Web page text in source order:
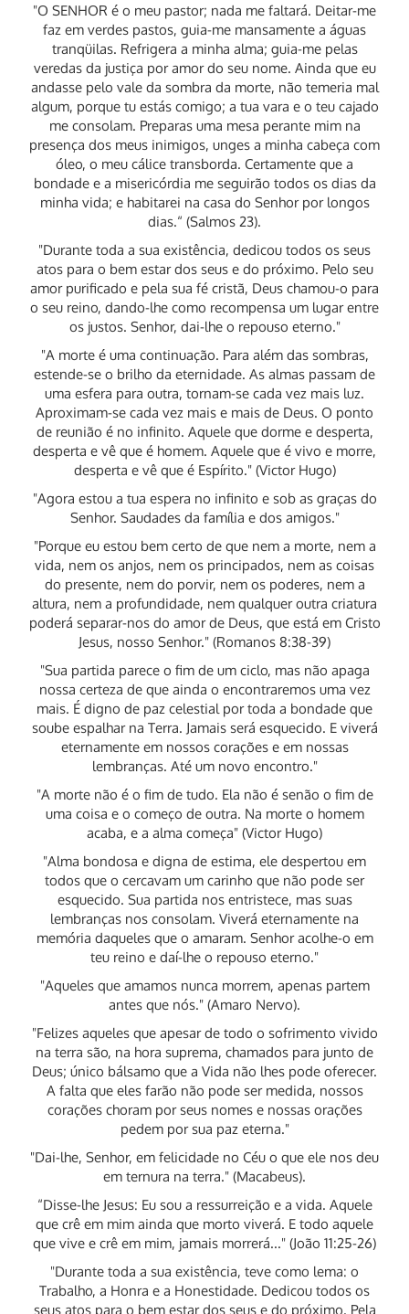
"O SENHOR é o meu pastor; nada me faltará. Deitar-me
faz em verdes pastos, guia-me mansamente a águas
tranqüilas. Refrigera a minha alma; guia-me pelas
veredas da justiça por amor do seu nome. Ainda que eu
andasse pelo vale da sombra da morte, não temeria mal
algum, porque tu estás comigo; a tua vara e o teu cajado
me consolam. Preparas uma mesa perante mim na
presença dos meus inimigos, unges a minha cabeça com
óleo, o meu cálice transborda. Certamente que a
bondade e a misericórdia me seguirão todos os dias da
minha vida; e habitarei na casa do Senhor por longos
dias.“ (Salmos 23).
"Durante toda a sua existência, dedicou todos os seus
atos para o bem estar dos seus e do próximo. Pelo seu
amor purificado e pela sua fé cristã, Deus chamou-o para
o seu reino, dando-lhe como recompensa um lugar entre
os justos. Senhor, dai-lhe o repouso eterno."
"A morte é uma continuação. Para além das sombras,
estende-se o brilho da eternidade. As almas passam de
uma esfera para outra, tornam-se cada vez mais luz.
Aproximam-se cada vez mais e mais de Deus. O ponto
de reunião é no infinito. Aquele que dorme e desperta,
desperta e vê que é homem. Aquele que é vivo e morre,
desperta e vê que é Espírito." (Victor Hugo)
"Agora estou a tua espera no infinito e sob as graças do
Senhor. Saudades da família e dos amigos."
"Porque eu estou bem certo de que nem a morte, nem a
vida, nem os anjos, nem os principados, nem as coisas
do presente, nem do porvir, nem os poderes, nem a
altura, nem a profundidade, nem qualquer outra criatura
poderá separar-nos do amor de Deus, que está em Cristo
Jesus, nosso Senhor." (Romanos 8:38-39)
"Sua partida parece o fim de um ciclo, mas não apaga
nossa certeza de que ainda o encontraremos uma vez
mais. É digno de paz celestial por toda a bondade que
soube espalhar na Terra. Jamais será esquecido. E viverá
eternamente em nossos corações e em nossas
lembranças. Até um novo encontro."
"A morte não é o fim de tudo. Ela não é senão o fim de
uma coisa e o começo de outra. Na morte o homem
acaba, e a alma começa" (Victor Hugo)
"Alma bondosa e digna de estima, ele despertou em
todos que o cercavam um carinho que não pode ser
esquecido. Sua partida nos entristece, mas suas
lembranças nos consolam. Viverá eternamente na
memória daqueles que o amaram. Senhor acolhe-o em
teu reino e daí-lhe o repouso eterno."
"Aqueles que amamos nunca morrem, apenas partem
antes que nós." (Amaro Nervo).
"Felizes aqueles que apesar de todo o sofrimento vivido
na terra são, na hora suprema, chamados para junto de
Deus; único bálsamo que a Vida não lhes pode oferecer.
A falta que eles farão não pode ser medida, nossos
corações choram por seus nomes e nossas orações
pedem por sua paz eterna."
"Dai-lhe, Senhor, em felicidade no Céu o que ele nos deu
em ternura na terra." (Macabeus).
“Disse-lhe Jesus: Eu sou a ressurreição e a vida. Aquele
que crê em mim ainda que morto viverá. E todo aquele
que vive e crê em mim, jamais morrerá..." (João 11:25-26)
"Durante toda a sua existência, teve como lema: o
Trabalho, a Honra e a Honestidade. Dedicou todos os
seus atos para o bem estar dos seus e do próximo. Pela